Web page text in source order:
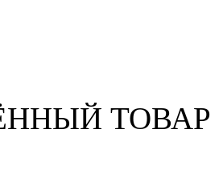
ТОВАР